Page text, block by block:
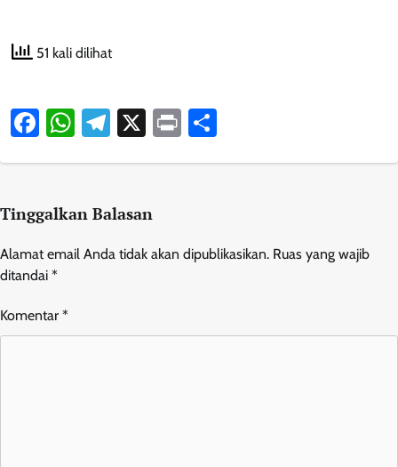
51 kali dilihat
Facebook
WhatsApp
Telegram
X Print
Tinggalkan Balasan
Alamat email Anda tidak akan dipublikasikan. Ruas yang wajib
ditandai *
Komentar *